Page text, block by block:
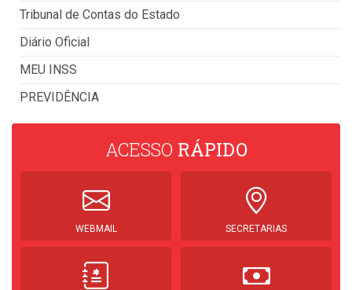
Tribunal de Contas do Estado
Diário Oficial
MEU INSS
PREVIDÊNCIA
ACESSO RÁPIDO
WEBMAIL SECRETARIAS